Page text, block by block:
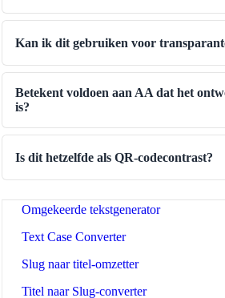
Vermogensconverter
Drukconverter
Snelheidsconverter
Tijdconverter
Binary/Hex/Decimal Converter
Morse Code Translator
Number to Words Converter
Omgekeerde tekstgenerator
Text Case Converter
Slug naar titel-omzetter
Titel naar Slug-converter
Kan ik dit gebruiken voor
Betekent voldoen aan AA dat het
is?
Is dit hetzelfde als QR-codecontrast?